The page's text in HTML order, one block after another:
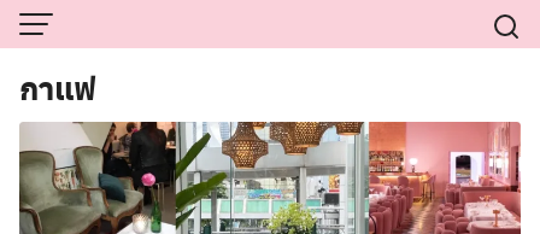
Skip
to
content
กาแฟ